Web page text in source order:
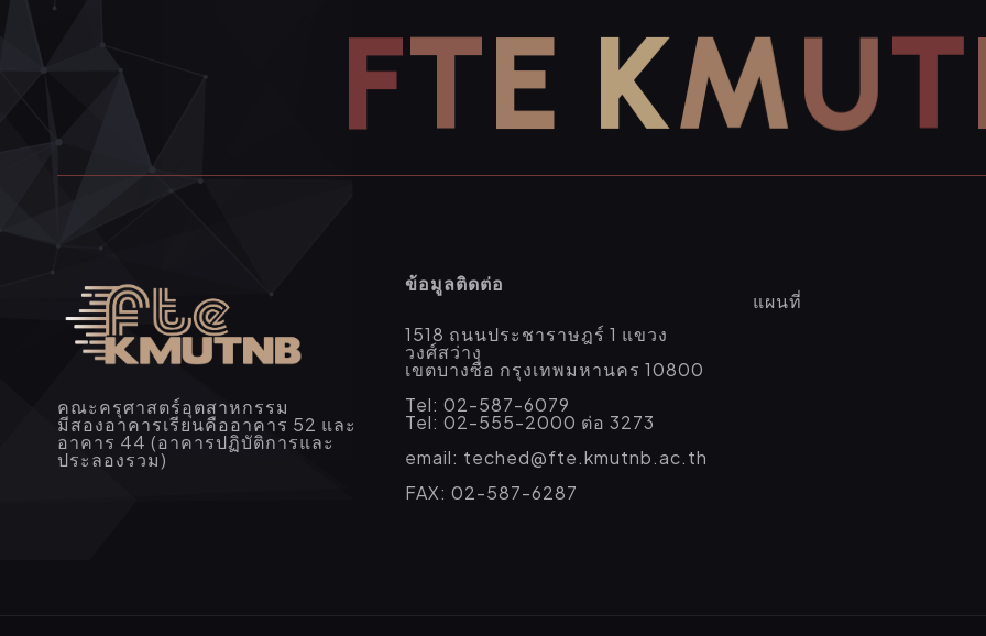
FTE KMUT
คณะครุศาสตร์อุตสาหกรรม
มีสองอาคารเรียนคืออาคาร 52 และ
อาคาร 44 (อาคารปฏิบัติการและ
ประลองรวม)
ข้อมูลติดต่อ
1518 ถนนประชาราษฎร์ 1 แขวง
วงศ์สว่าง
เขตบางซื่อ กรุงเทพมหานคร 10800
Tel: 02-587-6079
Tel: 02-555-2000 ต่อ 3273
email: teched@fte.kmutnb.ac.th
FAX: 02-587-6287
แผนที่